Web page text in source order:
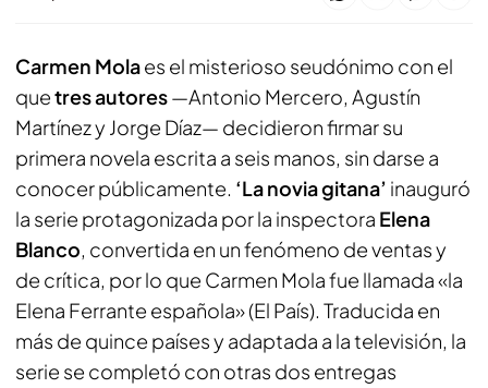
Carmen Molaes el misterioso seudónimo con el
quetres autores—Antonio Mercero, Agustín
Martínez y Jorge Díaz— decidieron firmar su
primera novela escrita a seis manos, sin darse a
conocer públicamente. ‘La novia gitana’ inauguró
la serie protagonizada por la inspectora Elena
Blanco, convertida en un fenómeno de ventas y
de crítica, por lo que Carmen Mola fue llamada «la
Elena Ferrante española» (El País). Traducida en
más de quince países y adaptada a la televisión, la
serie se completó con otras dos entregas